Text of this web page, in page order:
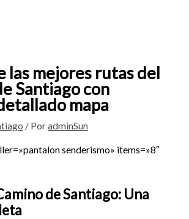
las mejores rutas del
Santiago con
mapa
/ PoradminSun
senderismo» items=»8″
de Santiago: Una